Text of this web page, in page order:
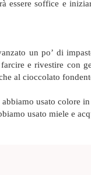
soffice e
un po’ di
e rivestire con
al cioccolato
abbiamo usato colore
usato miele e